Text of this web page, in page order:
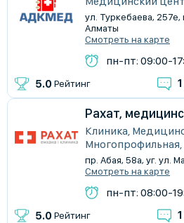
ул. Туркебаева,
Алматы
Смотреть на карте
пн-пт: 09:00-
5.0 Рейтинг
Рахат,
Клиника,
пр. Абая, 58а, уг. ул.
Смотреть на карте
пн-пт: 08:00-
5.0 Рейтинг